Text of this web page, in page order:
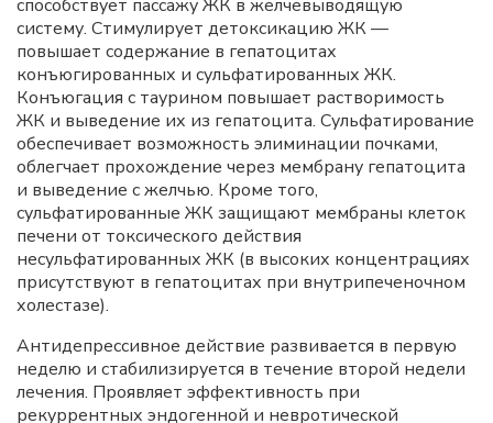
способствует пассажу ЖК в желчевыводящую
систему. Стимулирует детоксикацию ЖК —
повышает содержание в гепатоцитах
конъюгированных и сульфатированных ЖК.
Конъюгация с таурином повышает растворимость
ЖК и выведение их из гепатоцита. Сульфатирование
обеспечивает возможность элиминации почками,
облегчает прохождение через мембрану гепатоцита
и выведение с желчью. Кроме того,
сульфатированные ЖК защищают мембраны клеток
печени от токсического действия
несульфатированных ЖК (в высоких концентрациях
присутствуют в гепатоцитах при внутрипеченочном
холестазе).
Антидепрессивное действие развивается в первую
неделю и стабилизируется в течение второй недели
лечения. Проявляет эффективность при
рекуррентных эндогенной и невротической